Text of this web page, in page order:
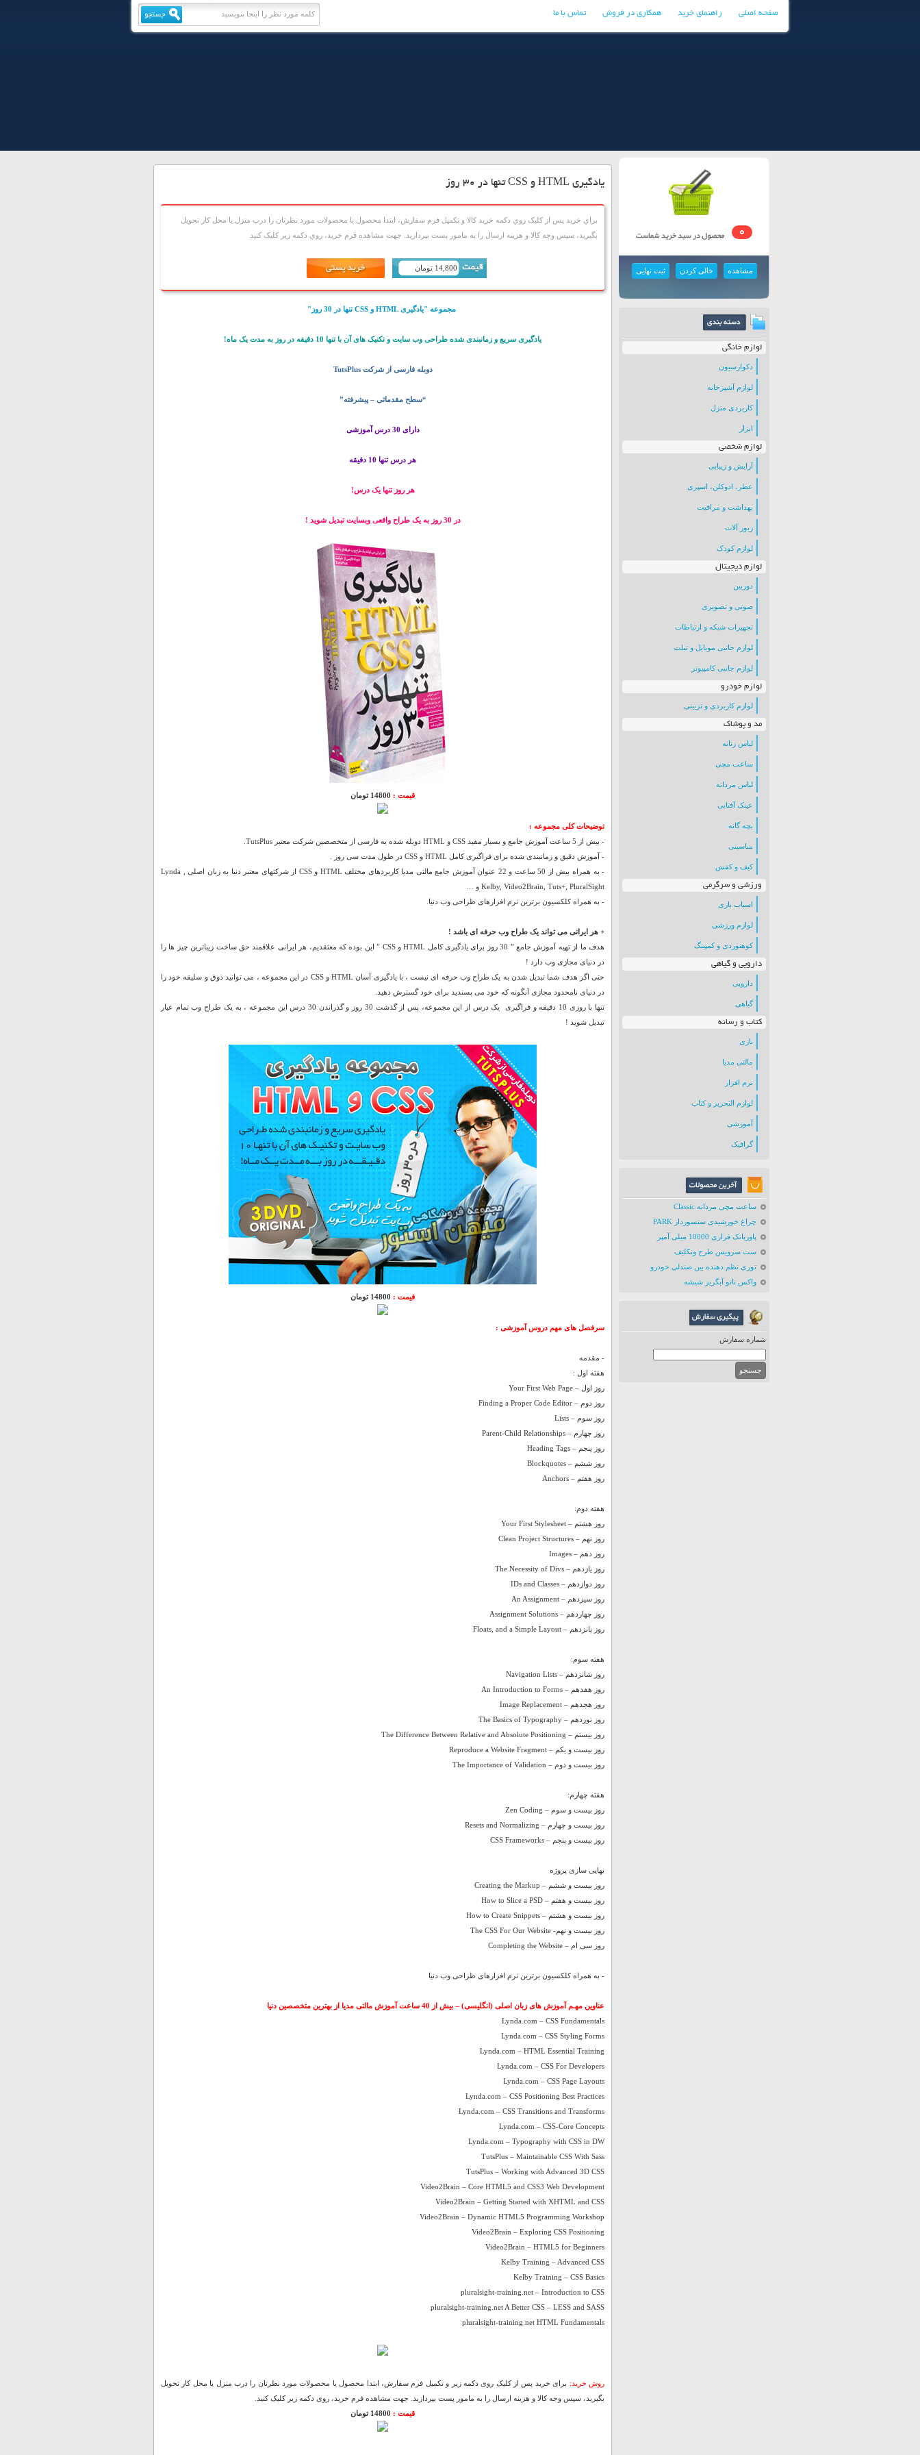
صفحه اصلی راهنمای خرید همکاری در فروش تماس با ما
0
مشاهده خالی کردن ثبت نهایی
لوازم خانگی
دکوارسیون
لوازم آشپزخانه
کاربردی منزل
ابزار
لوازم شخصی
آرایش و زیبایی
عطر، ادوکلن، اسپری
بهداشت و مراقبت
زیور آلات
لوازم کودک
لوازم دیجیتال
دوربین
صوتی و تصویری
تجهیزات شبکه و ارتباطات
لوازم جانبی موبایل و تبلت
لوازم جانبی کامپیوتر
لوازم خودرو
لوازم کاربردی و تزیینی
مد و پوشاک
لباس زنانه
ساعت مچی
لباس مردانه
عینک آفتابی
بچه گانه
مناسبتی
کیف و کفش
ورزشی و سرگرمی
اسباب بازی
لوازم ورزشی
کوهنوردی و کمپینگ
دارویی و گیاهی
دارویی
گیاهی
کتاب و رسانه
بازی
مالتی مدیا
نرم افزار
لوازم التحریر و کتاب
آموزشی
گرافیک
ساعت مچی مردانه Classic
چراغ خورشیدی سنسوردار PARK
پاوربانک فراری 10000 میلی آمپر
ست سرویس طرح ونکلیف
توری نظم دهنده بین صندلی خودرو
واکس نانو آبگریز شیشه
شماره سفارش
یادگیری HTML و CSS تنها در 30 روز
براي خريد پس از کليک روي دکمه خريد کالا و تکميل فرم سفارش، ابتدا محصول يا محصولات مورد نظرتان را درب منزل يا محل کار تحويل
بگيريد، سپس وجه کالا و هزينه ارسال را به مامور پست بپردازيد. جهت مشاهده فرم خريد، روي دکمه زير کليک کنيد
14,800 تومان
مجموعه "یادگیری HTML و CSS تنها در 30 روز"
یادگیری سریع و زمانبندی شده طراحی وب سایت و تکنیک های آن با تنها 10 دقیقه در روز به مدت یک ماه!
دوبله فارسی از شرکت TutsPlus
“سطح مقدماتی – پیشرفته”
دارای 30 درس آموزشی
هر درس تنها 10 دقیقه
هر روز تنها یک درس!
در 30 روز به یک طراح واقعی وبسایت تبدیل شوید !
قیمت : 14800 تومان
توضیحات کلی مجموعه :
- بیش از 5 ساعت آموزش جامع و بسیار مفید CSS و HTML دوبله شده به فارسی از متخصصین شرکت معتبر TutsPlus.
- آموزش دقیق و زمانبندی شده برای فراگیری کامل HTML و CSS در طول مدت سی روز .
- به همراه بیش از 50 ساعت و 22 عنوان آموزش جامع مالتی مدیا کاربردهای مختلف HTML و CSS از شرکتهای معتبر دنیا به زبان اصلی Lynda ,
Kelby, Video2Brain, Tuts+, PluralSight و …
- به همراه کلکسیون برترین نرم افزارهای طراحی وب دنیا.
+ هر ایرانی می تواند یک طراح وب حرفه ای باشد !
هدف ما از تهیه آموزش جامع ” 30 روز برای یادگیری کامل HTML و CSS ” این بوده که معتقدیم، هر ایرانی علاقمند حق ساخت زیباترین چیز ها را
در دنیای مجازی وب دارد !
حتی اگر هدف شما تبدیل شدن به یک طراح وب حرفه ای نیست ، با یادگیری آسان HTML و CSS در این مجموعه ، می توانید ذوق و سلیقه خود را
در دنیای نامحدود مجازی آنگونه که خود می پسندید برای خود گسترش دهید.
تنها با روزی 10 دقیقه و فراگیری یک درس از این مجموعه، پس از گذشت 30 روز و گذراندن 30 درس این مجموعه ، به یک طراح وب تمام عیار
تبدیل شوید !
قیمت : 14800 تومان
سرفصل های مهم دروس آموزشی :
- مقدمه
هفته اول :
روز اول – Your First Web Page
روز دوم – Finding a Proper Code Editor
روز سوم – Lists
روز چهارم – Parent-Child Relationships
روز پنجم – Heading Tags
روز ششم – Blockquotes
روز هفتم – Anchors
هفته دوم:
روز هشتم – Your First Stylesheet
روز نهم – Clean Project Structures
روز دهم – Images
روز یازدهم – The Necessity of Divs
روز دوازدهم – IDs and Classes
روز سیزدهم – An Assignment
روز چهاردهم – Assignment Solutions
روز پانزدهم – Floats, and a Simple Layout
هفته سوم:
روز شانزدهم – Navigation Lists
روز هفدهم – An Introduction to Forms
روز هجدهم – Image Replacement
روز نوزدهم – The Basics of Typography
روز بیستم – The Difference Between Relative and Absolute Positioning
روز بیست و یکم – Reproduce a Website Fragment
روز بیست و دوم – The Importance of Validation
هفته چهارم:
روز بیست و سوم – Zen Coding
روز بیست و چهارم – Resets and Normalizing
روز بیست و پنجم – CSS Frameworks
نهایی سازی پروژه
روز بیست و ششم – Creating the Markup
روز بیست و هفتم – How to Slice a PSD
روز بیست و هشتم – How to Create Snippets
روز بیست و نهم- The CSS For Our Website
روز سی ام – Completing the Website
- به همراه کلکسیون برترین نرم افزارهای طراحی وب دنیا
عناوین مهـم آموزش های زبان اصلی (انگلیسی) – بیش از 40 ساعت آموزش مالتی مدیا از بهترین متخصصین دنیا
Lynda.com – CSS Fundamentals
Lynda.com – CSS Styling Forms
Lynda.com – HTML Essential Training
Lynda.com – CSS For Developers
Lynda.com – CSS Page Layouts
Lynda.com – CSS Positioning Best Practices
Lynda.com – CSS Transitions and Transforms
Lynda.com – CSS-Core Concepts
Lynda.com – Typography with CSS in DW
TutsPlus – Maintainable CSS With Sass
TutsPlus – Working with Advanced 3D CSS
Video2Brain – Core HTML5 and CSS3 Web Development
Video2Brain – Getting Started with XHTML and CSS
Video2Brain – Dynamic HTML5 Programming Workshop
Video2Brain – Exploring CSS Positioning
Video2Brain – HTML5 for Beginners
Kelby Training – Advanced CSS
Kelby Training – CSS Basics
pluralsight-training.net – Introduction to CSS
pluralsight-training.net A Better CSS – LESS and SASS
pluralsight-training.net HTML Fundamentals
روش خرید: برای خرید پس از کلیک روی دکمه زیر و تکمیل فرم سفارش، ابتدا محصول یا محصولات مورد نظرتان را درب منزل یا محل کار تحویل
بگیرید، سپس وجه کالا و هزینه ارسال را به مامور پست بپردازید. جهت مشاهده فرم خرید، روی دکمه زیر کلیک کنید.
قیمت : 14800 تومان